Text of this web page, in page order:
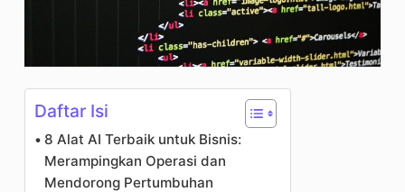
Daftar Isi
8 Alat AI Terbaik untuk Bisnis:
Merampingkan Operasi dan
Mendorong Pertumbuhan